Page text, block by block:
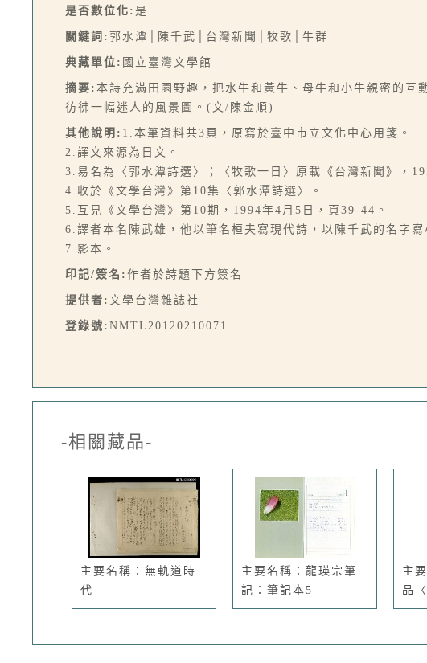
是否數位化: 是
關鍵詞: 郭水潭│陳千武│台灣新聞│牧歌│牛群
典藏單位: 國立臺灣文學館
摘要: 本詩充滿田園野趣，把水牛和黃牛、母牛和小牛親密的
彷彿一幅迷人的風景圖。(文/陳金順)
其他說明: 1.本筆資料共3頁，原寫於臺中市立文化中心用箋。
2.譯文來源為日文。
3.易名為〈郭水潭詩選〉；〈牧歌一日〉原載《台灣新聞》，
4.收於《文學台灣》第10集〈郭水潭詩選〉。
5.互見《文學台灣》第10期，1994年4月5日，頁39-44。
6.譯者本名陳武雄，他以筆名桓夫寫現代詩，以陳千武的名字寫
7.影本。
印記/簽名: 作者於詩題下方簽名
提供者: 文學台灣雜誌社
登錄號: NMTL20120210071
-相關藏品-
主要名稱：無軌道時
代
主要名稱：龍瑛宗筆
記：筆記本5
主
品